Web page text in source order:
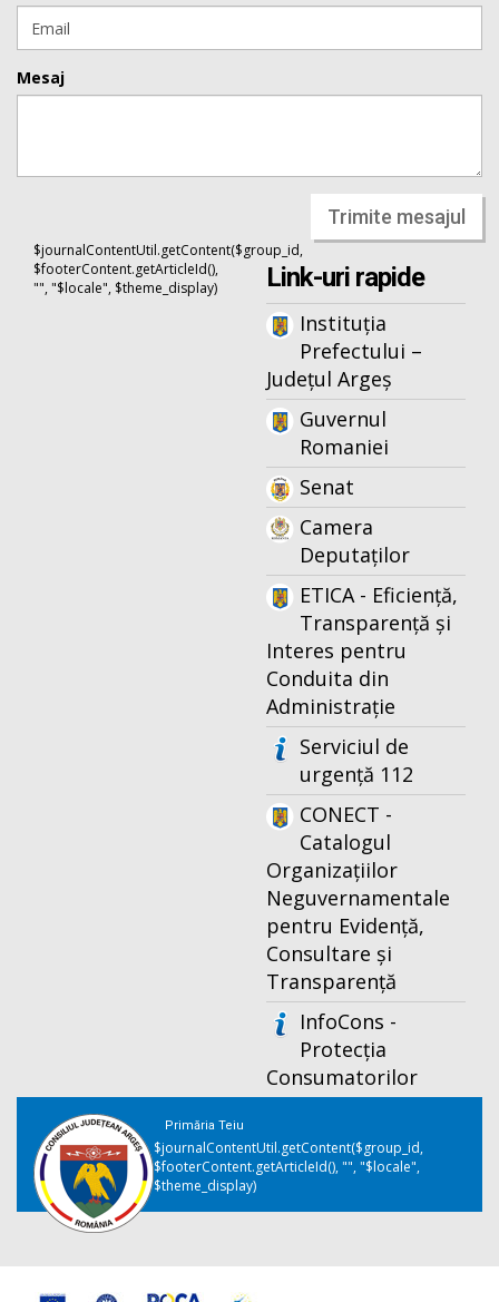
Mesaj
Trimite mesajul
$journalContentUtil.getContent($group_id,
$footerContent.getArticleId(),
"", "$locale", $theme_display)
Link-uri rapide
Instituția
Prefectului –
Județul Argeș
Guvernul
Romaniei
Senat
Camera
Deputaților
ETICA - Eficiență,
Transparență și
Interes pentru
Conduita din
Administrație
Serviciul de
urgență 112
CONECT -
Catalogul
Organizațiilor
Neguvernamentale
pentru Evidență,
Consultare și
Transparență
InfoCons -
Protecția
Consumatorilor
Primăria Teiu
$journalContentUtil.getContent($group_id,
$footerContent.getArticleId(), "", "$locale",
$theme_display)